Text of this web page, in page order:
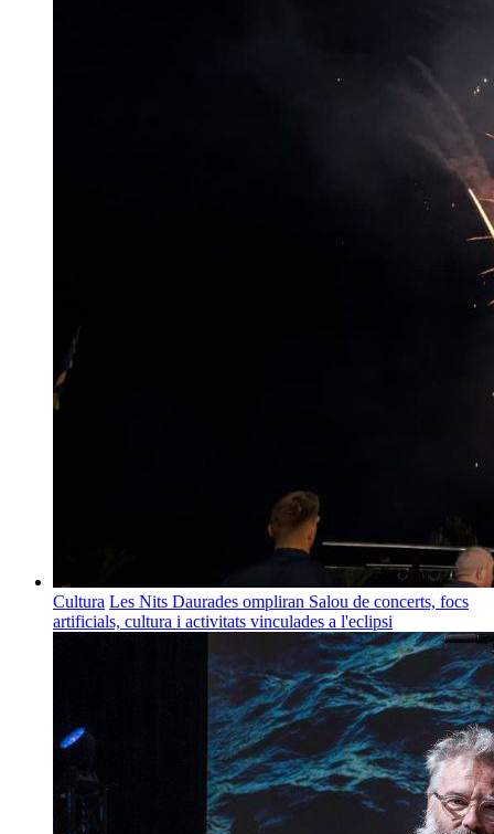
Cultura Les Nits Daurades ompliran Salou de concerts, focs
artificials, cultura i activitats vinculades a l'eclipsi